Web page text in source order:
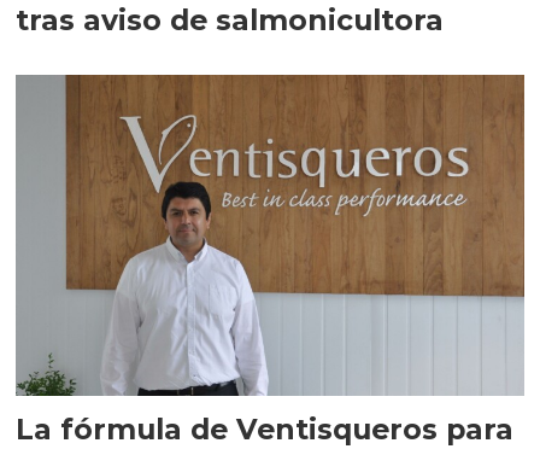
tras aviso de salmonicultora
La fórmula de Ventisqueros para